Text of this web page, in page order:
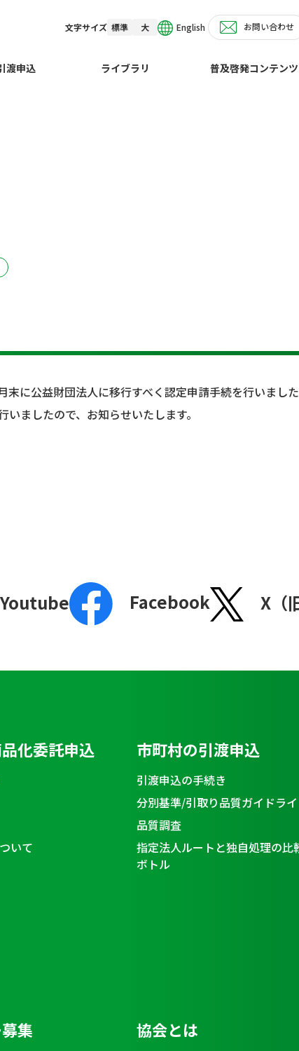
文字サイズ 標準 大 English お問い合わせ
渡申込 ライブラリ 普及啓発コンテンツ
に公益財団法人に移行すべく認定申請手続を行いまし
ましたので、お知らせいたします。
Youtube Facebook X（
化委託申込
いて
市町村の引渡申込
引渡申込の手続き
分別基準/引取り品質ガイドラ
品質調査
指定法人ルートと独自処理の
ボトル
集 協会とは